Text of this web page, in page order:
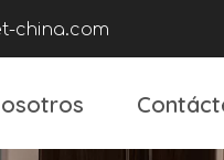
china.com